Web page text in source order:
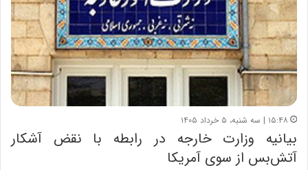
۱۵:۴۸ | سه شنبه، ۵ خرداد ۱۴۰۵
بیانیه وزارت خارجه در رابطه با نقض آشکار
آتش‌بس از سوی آمریکا